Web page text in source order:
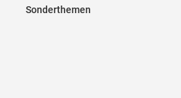
Sonderthemen